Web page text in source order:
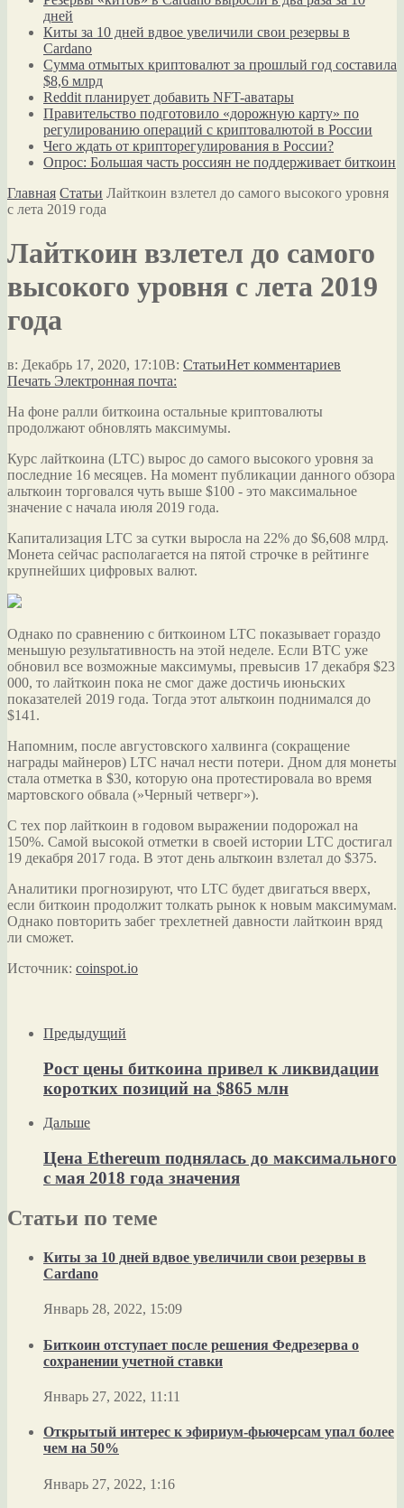
дней
Киты за 10 дней вдвое увеличили свои резервы в
Cardano
Сумма отмытых криптовалют за прошлый год составила
$8,6 млрд
Reddit планирует добавить NFT-аватары
Правительство подготовило «дорожную карту» по
регулированию операций с криптовалютой в России
Чего ждать от крипторегулирования в России?
Опрос: Большая часть россиян не поддерживает биткоин
Главная Статьи Лайткоин взлетел до самого высокого уровня
с лета 2019 года
Лайткоин взлетел до самого
высокого уровня с лета 2019
года
в: Декабрь 17, 2020, 17:10В: СтатьиНет комментариев
Печать Электронная почта:
На фоне ралли биткоина остальные криптовалюты
продолжают обновлять максимумы.
Курс лайткоина (LTC) вырос до самого высокого уровня за
последние 16 месяцев. На момент публикации данного обзора
альткоин торговался чуть выше $100 - это максимальное
значение с начала июля 2019 года.
Капитализация LTC за сутки выросла на 22% до $6,608 млрд.
Монета сейчас располагается на пятой строчке в рейтинге
крупнейших цифровых валют.
Однако по сравнению с биткоином LTC показывает гораздо
меньшую результативность на этой неделе. Если BTC уже
обновил все возможные максимумы, превысив 17 декабря $23
000, то лайткоин пока не смог даже достичь июньских
показателей 2019 года. Тогда этот альткоин поднимался до
$141.
Напомним, после августовского халвинга (сокращение
награды майнеров) LTC начал нести потери. Дном для монеты
стала отметка в $30, которую она протестировала во время
мартовского обвала (»Черный четверг»).
С тех пор лайткоин в годовом выражении подорожал на
150%. Самой высокой отметки в своей истории LTC достигал
19 декабря 2017 года. В этот день альткоин взлетал до $375.
Аналитики прогнозируют, что LTC будет двигаться вверх,
если биткоин продолжит толкать рынок к новым максимумам.
Однако повторить забег трехлетней давности лайткоин вряд
ли сможет.
Источник: coinspot.io
Предыдущий
Рост цены биткоина привел к ликвидации
коротких позиций на $865 млн
Дальше
Цена Ethereum поднялась до максимального
с мая 2018 года значения
Статьи по теме
Киты за 10 дней вдвое увеличили свои резервы в
Cardano
Январь 28, 2022, 15:09
Биткоин отступает после решения Федрезерва о
сохранении учетной ставки
Январь 27, 2022, 11:11
Открытый интерес к эфириум-фьючерсам упал более
чем на 50%
Январь 27, 2022, 1:16